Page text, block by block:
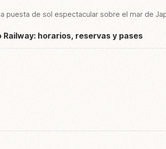
puesta de sol espectacular sobre el mar de
horarios, reservas y pases